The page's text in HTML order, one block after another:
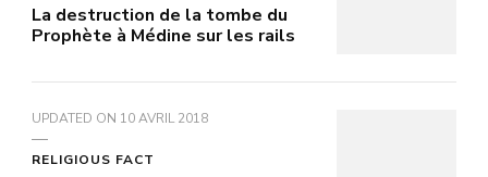
La destruction de la tombe du
Prophète à Médine sur les rails
UPDATED ON 10 AVRIL 2018
RELIGIOUS FACT